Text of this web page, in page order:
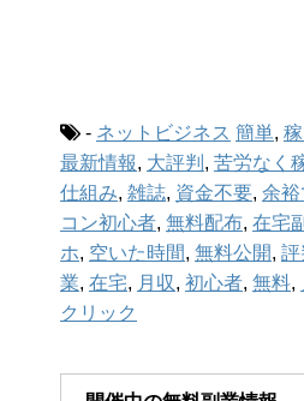
- ネットビジネス 簡単,
最新情報, 大評判 , 苦労なく
仕組み, 雑誌, 資金不要, 余裕
コン初心者, 無料配布, 在宅
ホ, 空いた時間, 無料公開, 評
業, 在宅, 月収, 初心者, 無料,
クリック